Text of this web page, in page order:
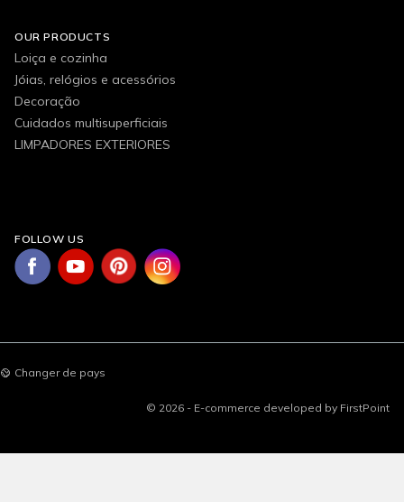
OUR PRODUCTS
Loiça e cozinha
Jóias, relógios e acessórios
Decoração
Cuidados multisuperficiais
LIMPADORES EXTERIORES
FOLLOW US
Changer de pays
© 2026 - E-commerce developed by FirstPoint